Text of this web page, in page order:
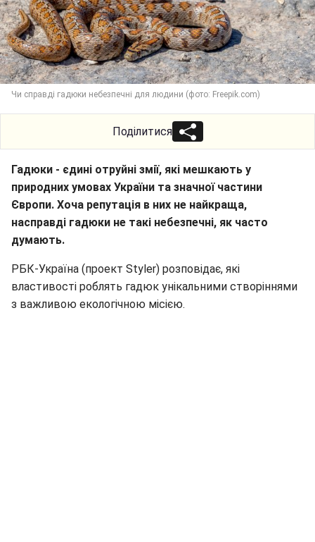
Чи справді гадюки небезпечні для людини (фото: Freepik.com)
Поділитися
Гадюки - єдині отруйні змії, які мешкають у
природних умовах України та значної частини
Європи. Хоча репутація в них не найкраща,
насправді гадюки не такі небезпечні, як часто
думають.
РБК-Україна (проект Styler) розповідає, які
властивості роблять гадюк унікальними створіннями
з важливою екологічною місією.